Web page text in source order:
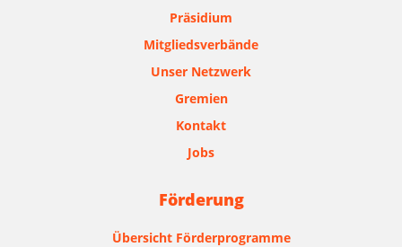
Präsidium
Mitgliedsverbände
Unser Netzwerk
Gremien
Kontakt
Jobs
Förderung
Übersicht Förderprogramme